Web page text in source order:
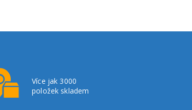
Více jak 3000
položek skladem